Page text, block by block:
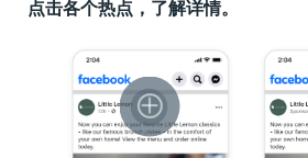
点击各个热点，了解详情。